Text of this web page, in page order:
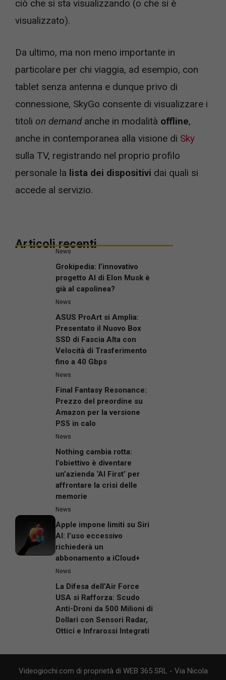
ciò che si sta visualizzando (o che si è
visualizzato).
Da ultimo, ma non meno importante in
particolare per chi viaggia, ad esempio, con
tablet senza antenna e dunque privo di
connessione, SkyGo consente di visualizzare i
titoli on demandanche in modalità offline,
anche in contemporanea alla visione di Sky
sulla TV, registrando nel proprio profilo
personale la lista dei dispositivi dai quali si
accede al servizio.
Articoli recenti
News
Grokipedia: l’innovativo
progetto AI di Elon Musk è
già al capolinea?
News
ASUS ProArt si Amplia:
Presentato il Nuovo Box
SSD di Fascia Alta con
Velocità di Trasferimento
fino a 40 Gbps
News
Final Fantasy Resonance:
Prezzo del preordine su
Amazon per la versione
PS5 in calo
News
Nothing cambia rotta:
l’obiettivo è diventare
un’azienda ‘AI First’ per
affrontare la crisi delle
memorie
News
Apple impone limiti su Siri
AI: l’uso eccessivo
richiederà un
abbonamento a iCloud+
News
La Difesa dell’Air Force
USA si Rafforza: Scudo
Anti-Droni da 500 Milioni di
Dollari con Sensori Radar,
Ottici e Infrarossi Integrati
Videogiochi.com di proprietà di WEB 365 SRL - Via Nicola